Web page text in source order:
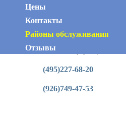
Цены
Контакты
Районы обслуживания
Отзывы
Контактная информация
(495)227-68-20
(926)749-47-53